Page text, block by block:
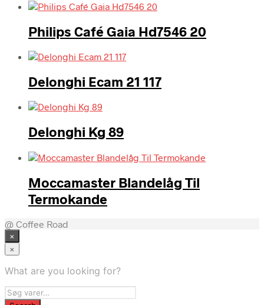
Philips Café Gaia Hd7546 20
Delonghi Ecam 21 117
Delonghi Kg 89
Moccamaster Blandelåg Til
Termokande
@ Coffee Road
×
×
What are you looking for?